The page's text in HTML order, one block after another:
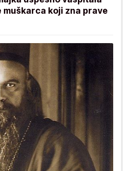
muškarca koji zna prave